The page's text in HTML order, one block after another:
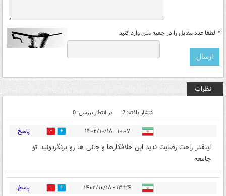
* لطفا عدد مقابل را در جعبه متن وارد کنید
نظرات
انتشار یافته: 2 در انتظار بررسی: 0
۱۰:۰۷ - ۱۴۰۲/۱۰/۱۸ 2 پاسخ
اینقدر راحت رضایت ندید این خلافکارها و جانی ها رو برنگردونید تو
جامعه
۱۳:۳۴ - ۱۴۰۲/۱۰/۱۸ 1 پاسخ